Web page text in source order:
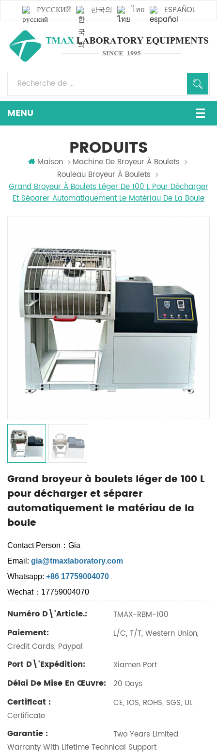
РУССКИЙ 한국의 ไทย ESPAÑOL
PRODUITS
Maison
Machine De Broyeur À Boulets
Rouleau Broyeur À Boulets
Grand Broyeur À Boulets Léger De 100 L Pour Décharger
Et Séparer Automatiquement Le Matériau De La Boule
Grand broyeur à boulets léger de 100 L
pour décharger et séparer
automatiquement le matériau de la
boule
Contact Person：Gia
Email: gia@tmaxlaboratory.com
Whatsapp: +86 17759004070
Wechat：17759004070
Numéro D\'article.: TMAX-RBM-100
Paiement:
L/C, T/T, Western Union,
Credit Cards, Paypal
Port D\'expédition: Xiamen Port
Délai De Mise En Œuvre: 20 Days
Certificat :
CE, IOS, ROHS, SGS, UL
Certificate
Garantie :
Two Years Limited
Warranty With Lifetime Technical Support